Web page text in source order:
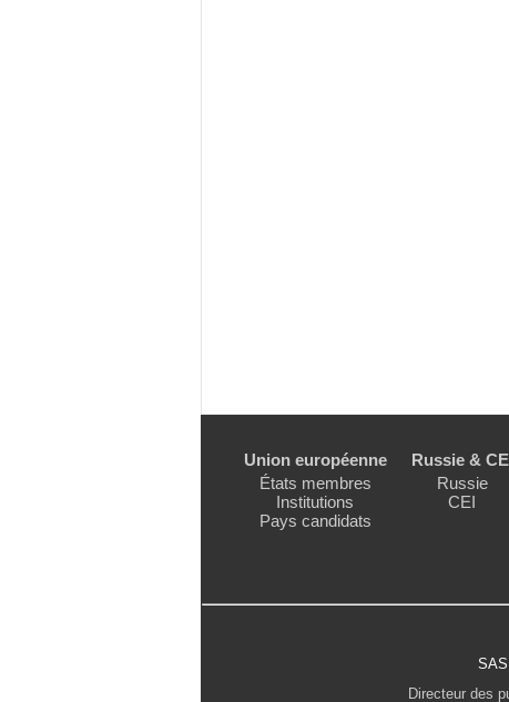
Union européenne
États membres
Institutions
Pays candidats
Russie &
Russie
CEI
Directeur des